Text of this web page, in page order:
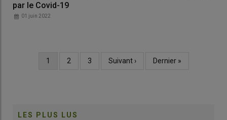
par le Covid-19
01 juin 2022
Page
1 Page
2 Page
3
Page
Suivant ›
Dernière
Dernier »
LES PLUS LUS